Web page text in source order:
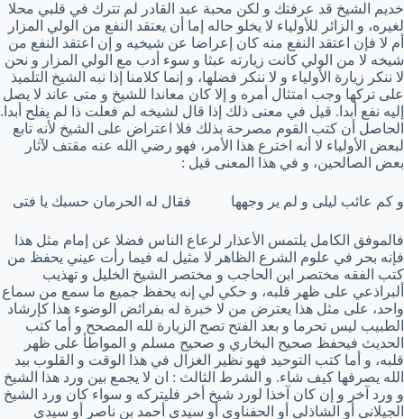
خديم الشيخ قد عرفتك و لكن محبة عبد القادر لم تترك في قلبي محلا
لغيره، و الزائر للأولياء لا يخلو حاله إما أن يعتقد النفع من الولي المزار
أم لا فإن اعتقد النفع منه كان إعراضا عن شيخيه و إن اعتقد النفع من
شيخه لا من الولي كانت زيارته عبثا و سوء أدب مع الولي المزار و نحن
لا ننكر زيارة الأولياء و لا ننكر فضلها، و إنما كلامنا إذا نبه الشيخ التلميذ
على تركها وجب امتثال أمره و إلا كان معاندا للشيخ و متى عاند لا يصل
إليه نفع أبدا. قيل في معنى ذلك إذا قال لشيخه لم فعلت ذا لم يفلح أبدا.
الحاصل أن كتب القوم مصرحة بذلك فلا اعتراض على الشيخ لأنه تابع
لبعض الأولياء لا أنه اخترع هذا الأمر، فهو رضي الله عنه مقتف لآثار
بعض الصالحين، و في هذا المعنى قيل :
و كم عائب ليلى و لم ير وجهها فقال له الحرمان حسبك يا فتى
فالموفق الكامل يلتمس الأعذار لرعاع الناس فضلا عن إمام مثل هذا
فإنه بحر في علوم الشرع الظاهر لا مثيل له فيما رأت عيني يحفظ من
كتب الفقه مختصر ابن الحاجب و مختصر الشيخ الخليل و تهذيب
ألبراذعي على ظهر قلبه، و حكي لي إنه يحفظ جميع ما سمع من سماع
واحد، على مثل هذا يعترض من لا خبرة له بفرائض الوضوء هذا كإرشاد
الطبيب ليس تحرما و بعد الفتح تصح الزيارة لله المصحح و أما كتب
الحديث فيحفظ صحيح البخاري و صحيح مسلم و المواطأ على ظهر
قلبه، و أما كتب التوحيد فهو نظير الغزال في هذا الوقت و القلوب بيد
الله يصرفها كيف شاء. و الشرط الثالث : ان لا يجمع بين ورد هذا الشيخ
و ورد آخر و إن كان آخذا لورد شيخ أخر فليتركه و سواء كان ورد الشيخ
الجيلاني أو الشاذلي أو الحفناوي أو سيدي أحمد بن ناصر أو سيدي